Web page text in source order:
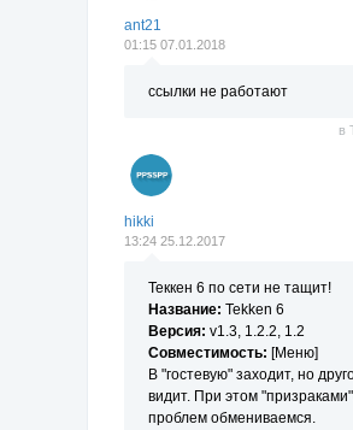
ant21
01:15 07.01.2018
ссылки не работают
в
hikki
13:24 25.12.2017
Теккен 6 по сети не тащит!
Название: Tekken 6
Версия: v1.3, 1.2.2, 1.2
Совместимость: [Меню]
В "гостевую" заходит, но
видит. При этом
проблем обмениваемся.